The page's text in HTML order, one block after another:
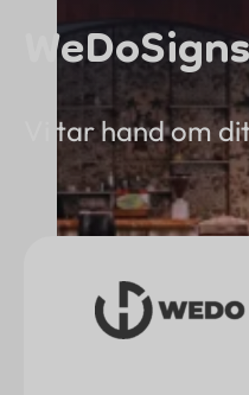
Evenemang
Eventplanering
Anslut dig till
Inspiration
Erbjudanden
WeDoSigns
Vi tar hand om